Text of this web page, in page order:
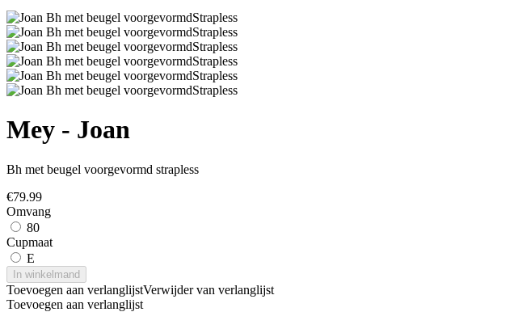
Mey - Joan
Bh met beugel voorgevormd strapless
€79.99
Omvang
80
Cupmaat
E
In winkelmand
Toevoegen aan verlanglijstVerwijder van verlanglijst
Toevoegen aan verlanglijst